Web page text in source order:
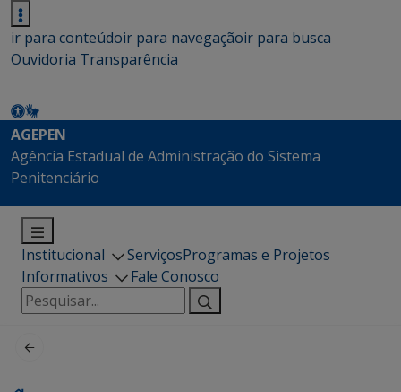
ir para conteúdoir para navegaçãoir para busca
Ouvidoria Transparência
AGEPEN
Agência Estadual de Administração do Sistema
Penitenciário
Institucional ServiçosProgramas e Projetos
Informativos
Fale Conosco
Pesquisar
por: